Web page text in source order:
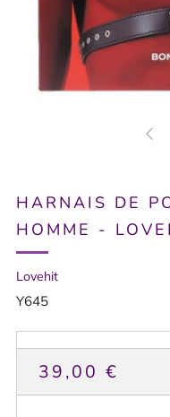
HARNAIS DE
HOMME -
Lovehit
Y645
PRIX
HABITUEL
39,00 €